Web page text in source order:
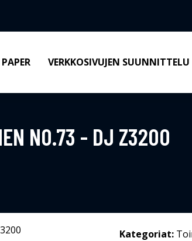
VERKKOSIVUJEN SUUNNITTELU
NO.73 - DJ Z3200
Kategoriat: